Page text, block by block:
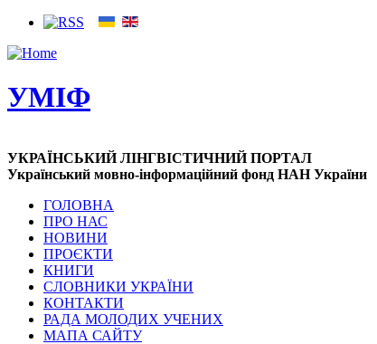
УМІФ
УКРАЇНСЬКИЙ ЛІНГВІСТИЧНИЙ ПОРТАЛ
Український мовно-інформаційний фонд НАН України
ГОЛОВНА
ПРО НАС
НОВИНИ
ПРОЄКТИ
КНИГИ
СЛОВНИКИ УКРАЇНИ
КОНТАКТИ
РАДА МОЛОДИХ УЧЕНИХ
МАПА САЙТУ